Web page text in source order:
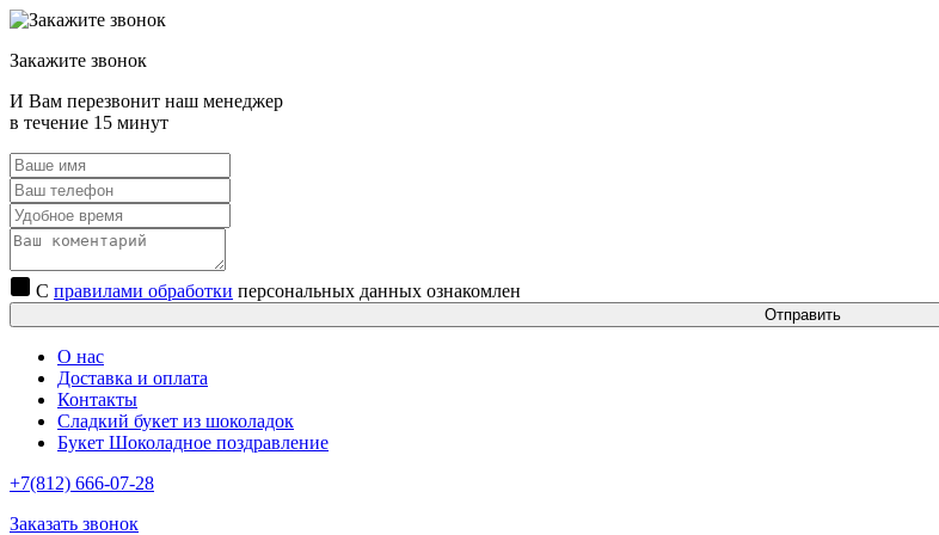
Закажите звонок
И Вам перезвонит наш менеджер
в течение 15 минут
С правилами обработки персональных данных ознакомлен
Отправить
О нас
Доставка и оплата
Контакты
Сладкий букет из шоколадок
Букет Шоколадное поздравление
+7(812) 666-07-28
Заказать звонок